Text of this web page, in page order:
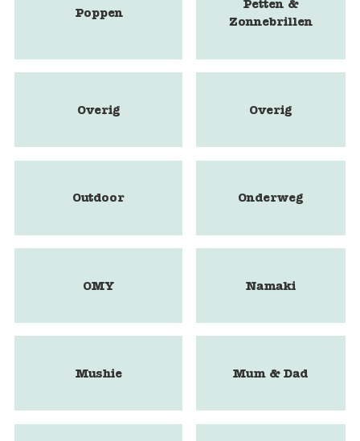
Poppen
Petten &
Zonnebrillen
Overig Overig
Outdoor Onderweg
OMY Namaki
Mushie Mum & Dad